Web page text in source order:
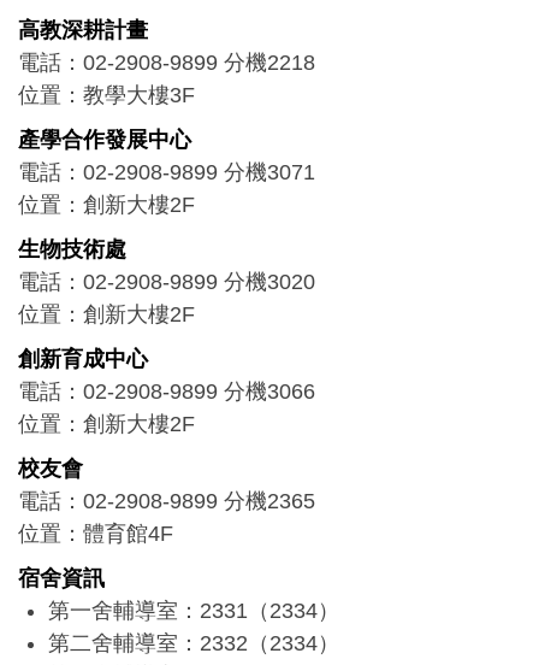
教學卓越專案組：2217
高教深耕計畫
電話：02-2908-9899 分機2218
位置：教學大樓3F
產學合作發展中心
電話：02-2908-9899 分機3071
位置：創新大樓2F
生物技術處
電話：02-2908-9899 分機3020
位置：創新大樓2F
創新育成中心
電話：02-2908-9899 分機3066
位置：創新大樓2F
校友會
電話：02-2908-9899 分機2365
位置：體育館4F
宿舍資訊
第一舍輔導室：2331（2334）
第二舍輔導室：2332（2334）